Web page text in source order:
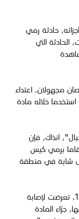
حادثة رمي
الحادثة التي
2025، نفّذ شخصان مجهولان، اعتداء
خلاله مادة
آنذاك، فإن
برمي كيس
شابة في منطقة
وأضاف المصدر، أن "الشابة من مواليد 1998، تعرضت لإصابة
جرّاء المادة